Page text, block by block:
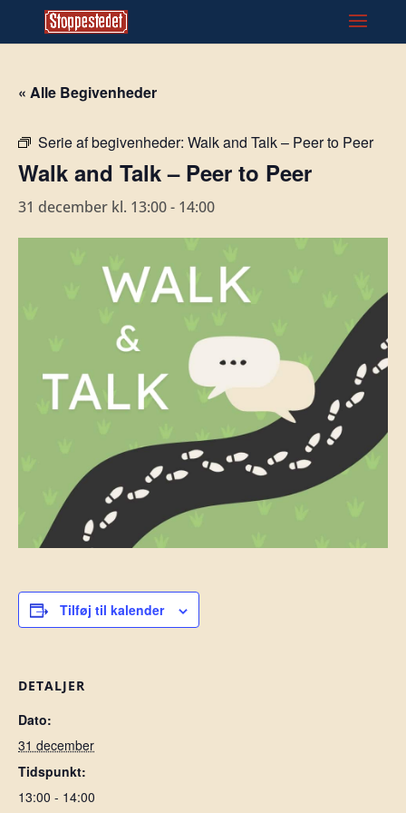
« Alle Begivenheder
Serie af begivenheder: Walk and Talk – Peer to Peer
Walk and Talk – Peer to Peer
31 december kl. 13:00- 14:00
Tilføj til kalender
DETALJER
Dato:
31 december
Tidspunkt:
13:00 - 14:00